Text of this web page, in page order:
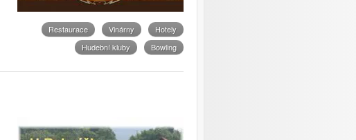
Restaurace Vinárny
Hotely
Hudební kluby
Bowling